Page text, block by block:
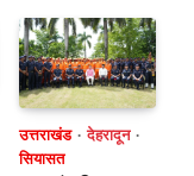
उत्तराखंड
देहरादून
सियासत